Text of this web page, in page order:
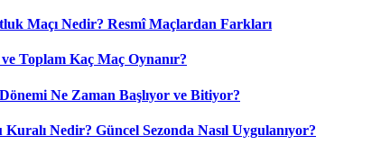
Maçı Nedir? Resmî Maçlardan Farkları
Toplam Kaç Maç Oynanır?
Ne Zaman Başlıyor ve Bitiyor?
Kuralı Nedir? Güncel Sezonda Nasıl Uygulanıyor?